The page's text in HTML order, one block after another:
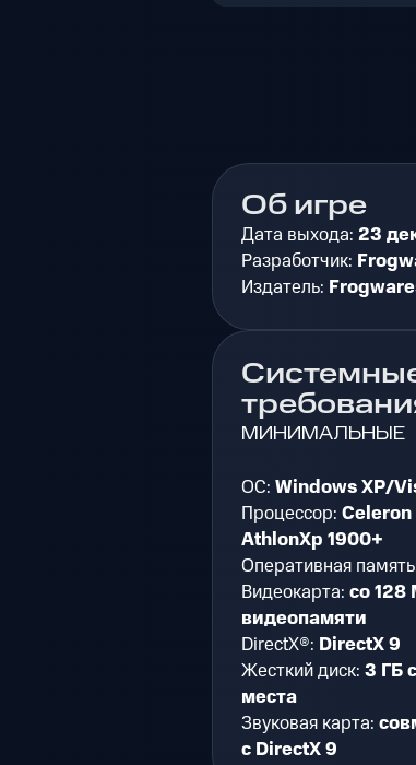
Об игре
Дата выхода: 23
Разработчик:
Издатель:
МИНИМАЛЬНЫЕ
ОС: Windows XP/
Процессор: Celeron
AthlonXp 1900+
Оперативная
Видеокарта: со 128
видеопамяти
DirectX®: DirectX 9
Жесткий диск: 3 ГБ
места
Звуковая карта:
с DirectX 9